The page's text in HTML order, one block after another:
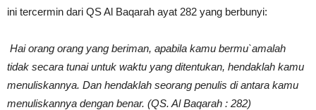
ini tercermin dari QS Al Baqarah ayat 282 yang berbunyi:
Hai orang orang yang beriman, apabila kamu bermu`amalah
tidak secara tunai untuk waktu yang ditentukan, hendaklah kamu
menuliskannya. Dan hendaklah seorang penulis di antara kamu
menuliskannya dengan benar. (QS. Al Baqarah : 282)